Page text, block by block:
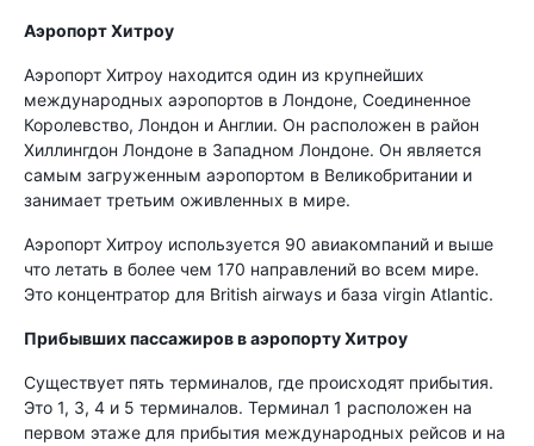
Аэропорт Хитроу
Аэропорт Хитроу находится один из крупнейших
международных аэропортов в Лондоне, Соединенное
Королевство, Лондон и Англии. Он расположен в район
Хиллингдон Лондоне в Западном Лондоне. Он является
самым загруженным аэропортом в Великобритании и
занимает третьим оживленных в мире.
Аэропорт Хитроу используется 90 авиакомпаний и выше
что летать в более чем 170 направлений во всем мире.
Это концентратор для British airways и база virgin Atlantic.
Прибывших пассажиров в аэропорту Хитроу
Существует пять терминалов, где происходят прибытия.
Это 1, 3, 4 и 5 терминалов. Терминал 1 расположен на
первом этаже для прибытия международных рейсов и на